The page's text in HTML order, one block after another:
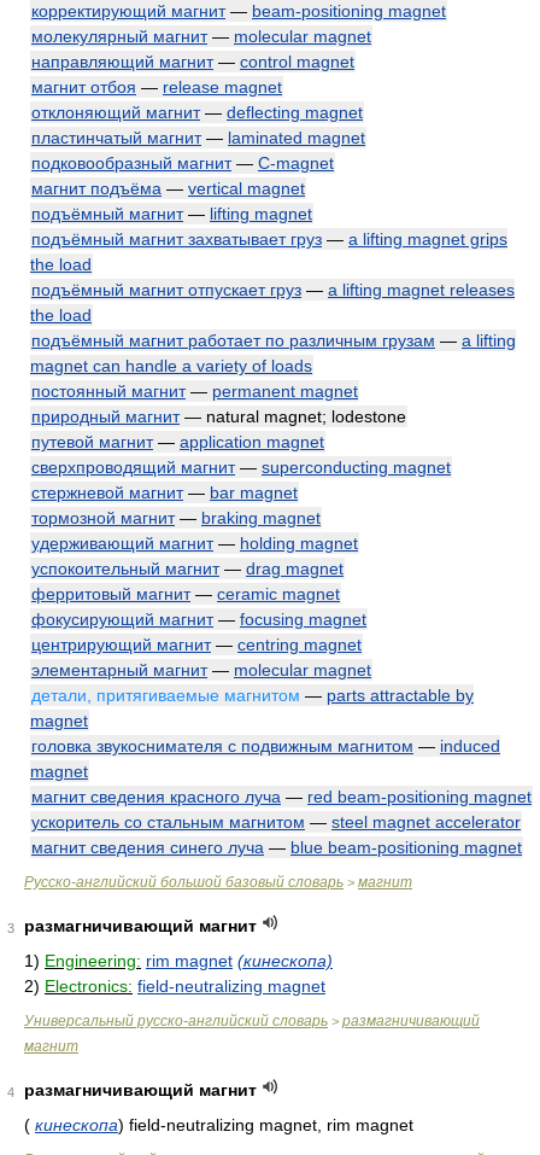
корректирующий магнит — beam-positioning magnet
молекулярный магнит— molecular magnet
направляющий магнит— control magnet
магнит отбоя — release magnet
отклоняющий магнит— deflecting magnet
пластинчатый магнит— laminated magnet
подковообразный магнит— C-magnet
магнит подъёма — vertical magnet
подъёмный магнит — lifting magnet
подъёмный магнит захватывает груз — a lifting magnet grips
the load
подъёмный магнит отпускает груз — a lifting magnet releases
the load
подъёмный магнит работает по различным грузам — a lifting
magnet can handle a variety of loads
постоянный магнит— permanent magnet
природный магнит— natural magnet; lodestone
путевой магнит — application magnet
сверхпроводящий магнит— superconducting magnet
стержневой магнит— bar magnet
тормозной магнит — braking magnet
удерживающий магнит— holding magnet
успокоительный магнит— drag magnet
ферритовый магнит— ceramic magnet
фокусирующий магнит— focusing magnet
центрирующий магнит — centring magnet
элементарный магнит— molecular magnet
детали, притягиваемые магнитом — parts attractable by
magnet
головка звукоснимателя с подвижным магнитом — induced
magnet
магнит сведения красного луча — red beam-positioning magnet
ускоритель со стальным магнитом — steel magnet accelerator
магнит сведения синего луча — blue beam-positioning magnet
Русско-английский большой базовый словарь > магнит
3
размагничивающий магнит
1) Engineering: rim magnet (кинескопа)
2) Electronics: field-neutralizing magnet
Универсальный русско-английский словарь > размагничивающий
магнит
4
размагничивающий магнит
( кинескопа) field-neutralizing magnet, rim magnet